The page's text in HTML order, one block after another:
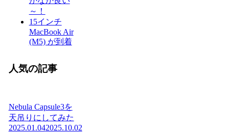
～！
15インチ
MacBook Air
(M5) が到着
人気の記事
Nebula Capsule3を
天吊りにしてみた
2025.01.042025.10.02